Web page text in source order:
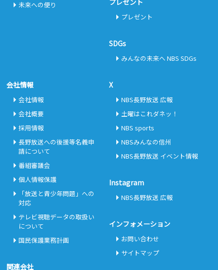
未来への便り
プレゼント
プレゼント
SDGs
みんなの未来へ NBS SDGs
会社情報
会社情報
会社概要
採用情報
長野放送への後援等名義申
請について
番組審議会
個人情報保護
「放送と青少年問題」への
対応
テレビ視聴データの取扱い
について
国民保護業務計画
関連会社
X
NBS長野放送 広報
土曜はこれダネッ！
NBS sports
NBSみんなの信州
NBS長野放送 イベント情報
Instagram
NBS長野放送 広報
インフォメーション
お問い合わせ
サイトマップ